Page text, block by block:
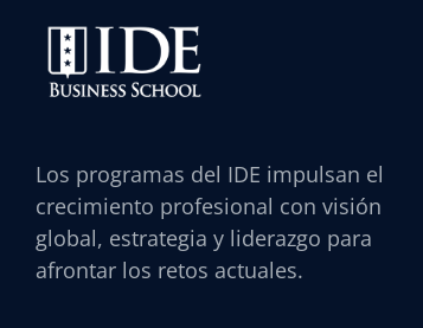
Los programas del IDE impulsan el
crecimiento profesional con visión
global, estrategia y liderazgo para
afrontar los retos actuales.